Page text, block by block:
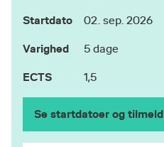
Startdato 02. sep. 2026
Varighed 5 dage
ECTS 1,5
Se startdatoer og tilmeld